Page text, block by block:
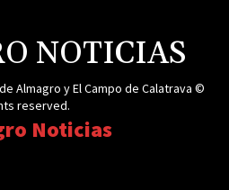
NOTICIAS
Almagro y El Campo de Calatrava ©
reserved.
Noticias